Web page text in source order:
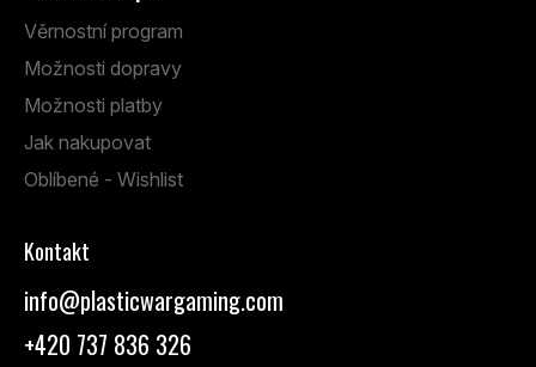
Věrnostní program
Možnosti dopravy
Možnosti platby
Jak nakupovat
Oblíbené - Wishlist
Kontakt
info@plasticwargaming.com
+420 737 836 326